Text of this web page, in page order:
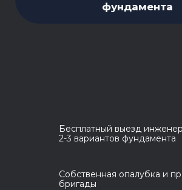
Бесплатный выезд
2-3 вариантов фундамента
Собственная опалубка и
бригады
фундамента